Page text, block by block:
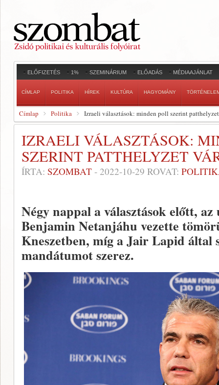
ELŐFIZETÉS 1% SZEMINÁRIUM ELŐADÁS MÉDIAAJÁNLAT
CÍMLAP POLITIKA HÍREK KULTÚRA HAGYOMÁNY
Címlap Politika Izraeli választások: minden poll szerint
IZRAELI VÁLASZTÁSOK:
SZERINT PATTHELYZET
ÍRTA: SZOMBAT - 2022-10-29 ROVAT:
Négy nappal a választások előtt,
Benjamin Netanjáhu vezette
Kneszetben, míg a Jair Lapid által
mandátumot szerez.